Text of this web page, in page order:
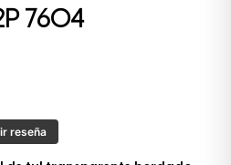
7604
reseña